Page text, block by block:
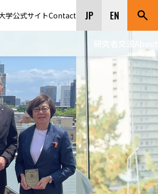
学公式サイトContact JP EN
研究者交流